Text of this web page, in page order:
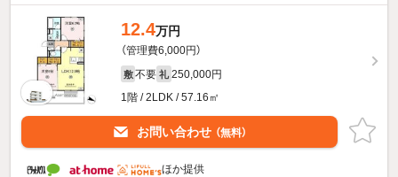
12.4万円
（管理費6,000円）
敷 不要 礼 250,000円
1階 / 2LDK / 57.16㎡
お問い合わせ （無料）
ほか提供